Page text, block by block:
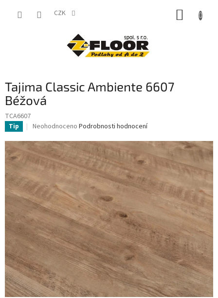
CZK
Tajima Classic Ambiente 6607
Béžová
TCA6607
Tip
Průměrné
produktu
je
0,0
z
5
hvězdiček.
Neohodnoceno Podrobnosti hodnocení